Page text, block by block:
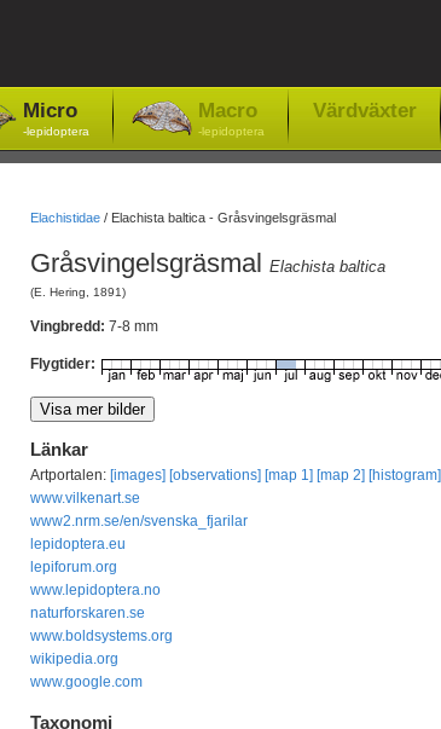
Micro
-lepidoptera
Macro
-lepidoptera
Värdväxter
Elachistidae/ Elachista baltica - Gråsvingelsgräsmal
Gråsvingelsgräsmal Elachista baltica
(E. Hering, 1891)
Vingbredd: 7-8 mm
Flygtider:
Länkar
Artportalen: [images] [observations] [map 1] [map 2] [histogram]
www.vilkenart.se
www2.nrm.se/en/svenska_fjarilar
lepidoptera.eu
lepiforum.org
www.lepidoptera.no
naturforskaren.se
www.boldsystems.org
wikipedia.org
www.google.com
Taxonomi